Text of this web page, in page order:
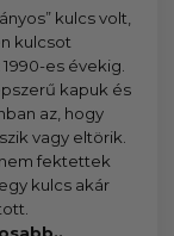
kulcs volt,
kulcsot
es évekig.
kapuk és
az, hogy
vagy eltörik.
fektettek
kulcs akár